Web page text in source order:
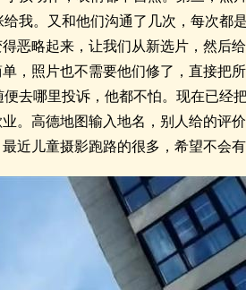
我。又和他们沟通了几次，每次都
恶略起来，让我们从新选片，然后
，照片也不需要他们修了，直接把
去哪里投诉，他都不怕。现在已经
。高德地图输入地名，别人给的评
近儿童摄影跑路的很多，希望不会有